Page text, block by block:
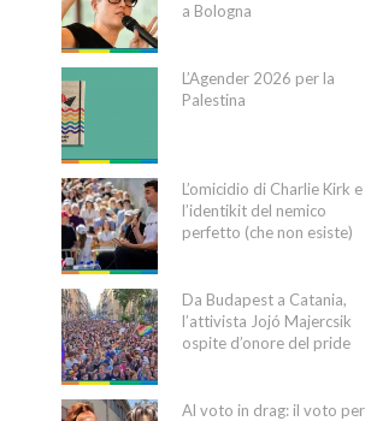
a Bologna
L’Agender 2026 per la
Palestina
L’omicidio di Charlie Kirk e
l’identikit del nemico
perfetto (che non esiste)
Da Budapest a Catania,
l’attivista Jojó Majercsik
ospite d’onore del pride
Al voto in drag: il voto per